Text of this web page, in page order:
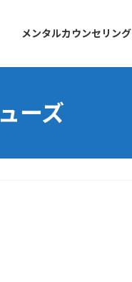
メンタルカウンセリング
ーズ